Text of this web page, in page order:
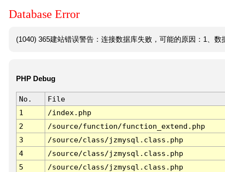
Database Error
(1040) 365建站错误警告：连接数据库失败，可能的原因：1、数
PHP Debug
No. File
1
/index.php
2
/source/function/function_extend.php
3
/source/class/jzmysql.class.php
4
/source/class/jzmysql.class.php
5
/source/class/jzmysql.class.php